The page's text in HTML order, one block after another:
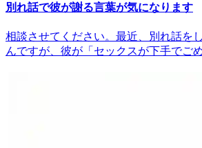
別れ話で彼が謝る言葉が気になります
相談させてください。最近、別れ話を
んですが、彼が「セックスが下手でご